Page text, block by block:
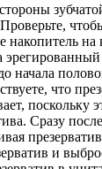
накопитель на
начала
что
поскольку
Сразу
и